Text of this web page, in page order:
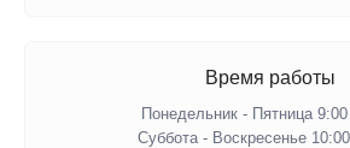
Время работы
Понедельник - Пятница
Суббота - Воскресенье